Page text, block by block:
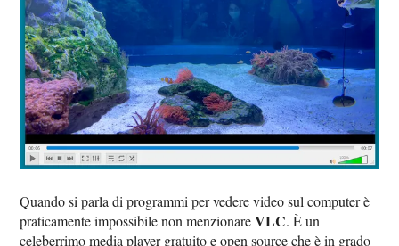
Quando si parla di programmi per vedere video sul computer è
praticamente impossibile non menzionareVLC. È un
celeberrimo media player gratuito e open source che è in grado